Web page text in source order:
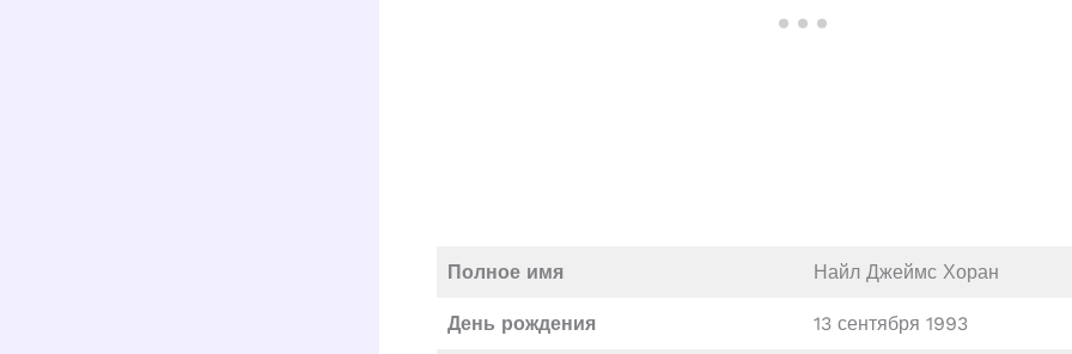
Полное имя Найл Джеймс Хоран
День рождения 13 сентября 1993